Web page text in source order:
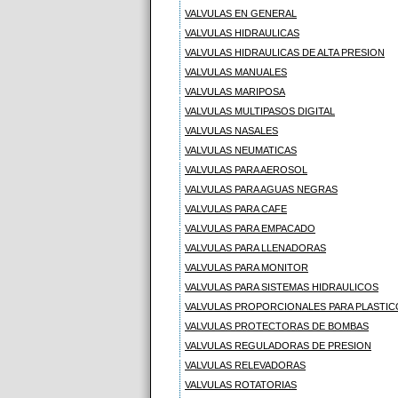
VALVULAS EN GENERAL
VALVULAS HIDRAULICAS
VALVULAS HIDRAULICAS DE ALTA PRESION
VALVULAS MANUALES
VALVULAS MARIPOSA
VALVULAS MULTIPASOS DIGITAL
VALVULAS NASALES
VALVULAS NEUMATICAS
VALVULAS PARA AEROSOL
VALVULAS PARA AGUAS NEGRAS
VALVULAS PARA CAFE
VALVULAS PARA EMPACADO
VALVULAS PARA LLENADORAS
VALVULAS PARA MONITOR
VALVULAS PARA SISTEMAS HIDRAULICOS
VALVULAS PROPORCIONALES PARA
VALVULAS PROTECTORAS DE BOMBAS
VALVULAS REGULADORAS DE PRESION
VALVULAS RELEVADORAS
VALVULAS ROTATORIAS